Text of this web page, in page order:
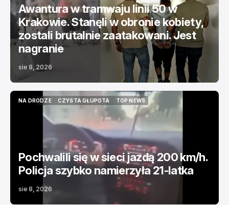
Awantura w tramwaju linii 50 w
Krakowie. Stanęli w obronie kobiety,
zostali brutalnie zaatakowani. Jest
nagranie
sie 8, 2026
NA DRODZE
CZYSTA GŁUPOTA
CZYSTA GŁUPOTA
TOP NEWS
TOP NEWS
Pochwalili się w sieci jazdą 200 km/h.
Policja szybko namierzyła 21-latka
sie 8, 2026